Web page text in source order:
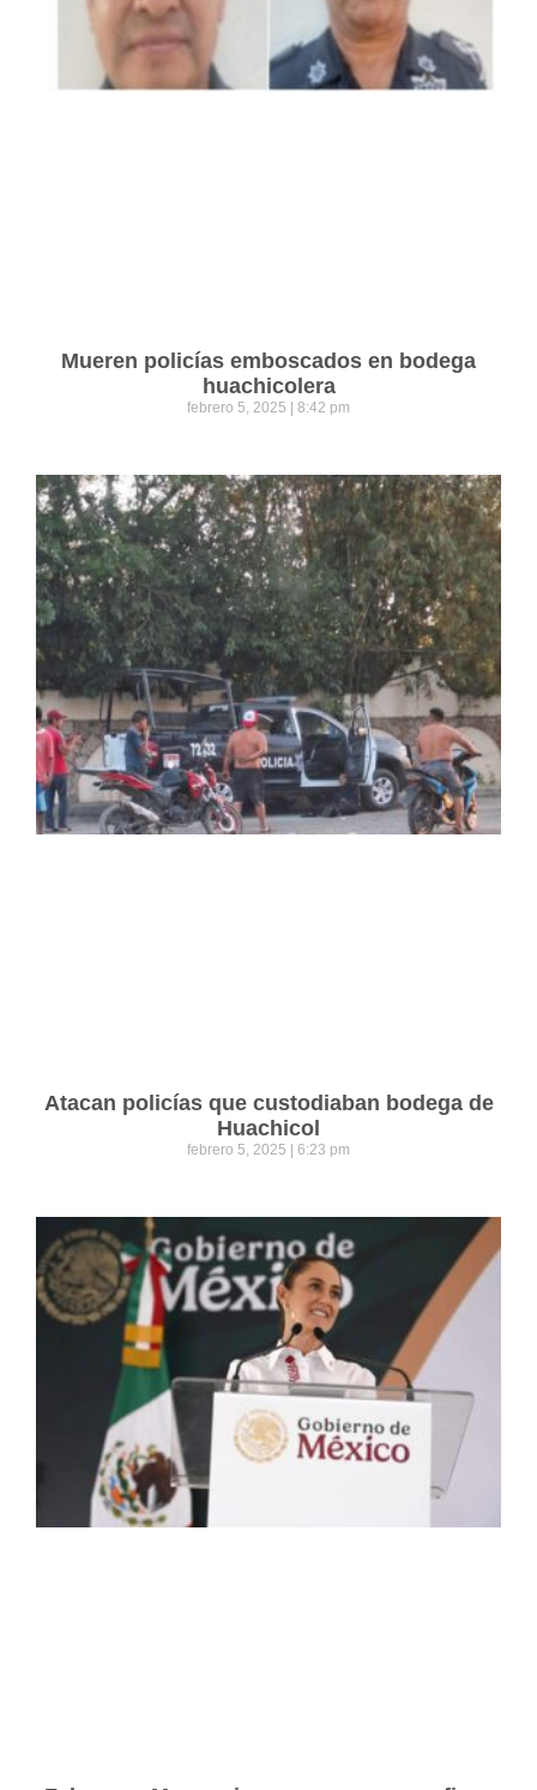
Mueren policías emboscados en bodega
huachicolera
febrero 5, 2025 8:42 pm
Atacan policías que custodiaban bodega de
Huachicol
febrero 5, 2025 6:23 pm